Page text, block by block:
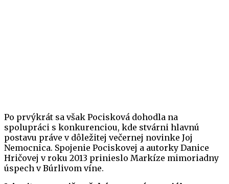
Po prvýkrát sa však Pocisková dohodla na
spolupráci s konkurenciou, kde stvárni hlavnú
postavu práve v dôležitej večernej novinke Joj
Nemocnica. Spojenie Pociskovej a autorky Danice
Hričovej v roku 2013 prinieslo Markíze mimoriadny
úspech v Búrlivom víne.